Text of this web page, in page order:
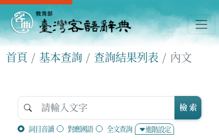
首頁 基本查詢 查詢結果列表 內文
詞目音讀 對應國語 全文查詢 進階設定
檢 索